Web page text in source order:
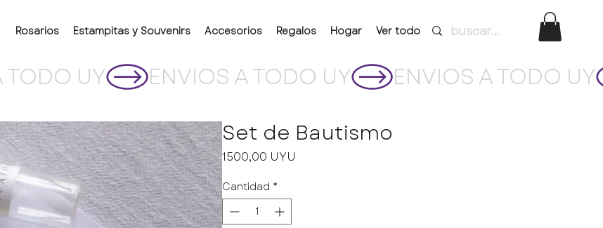
Rosarios Estampitas y Souvenirs Accesorios Regalos Hogar Ver todo
Set de Bautismo
1500,00 UYU
Cantidad *